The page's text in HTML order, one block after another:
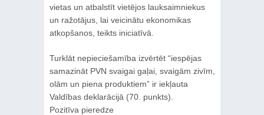
vietas un atbalstīt vietējos lauksaimniekus
un ražotājus, lai veicinātu ekonomikas
atkopšanos, teikts iniciatīvā.
Turklāt nepieciešamība izvērtēt “iespējas
samazināt PVN svaigai gaļai, svaigām zivīm,
olām un piena produktiem” ir iekļauta
Valdības deklarācijā (70. punkts).
Pozitīva pieredze